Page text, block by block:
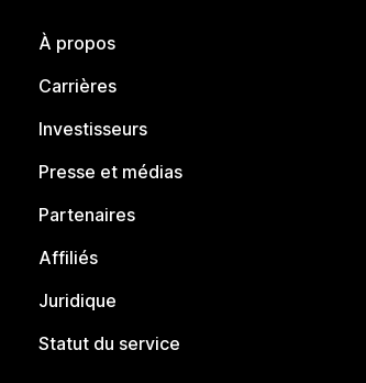
À propos
Carrières
Investisseurs
Presse et médias
Partenaires
Affiliés
Juridique
Statut du service